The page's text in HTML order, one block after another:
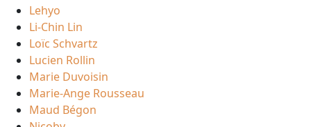
Lehyo
Li-Chin Lin
Loïc Schvartz
Lucien Rollin
Marie Duvoisin
Marie-Ange Rousseau
Maud Bégon